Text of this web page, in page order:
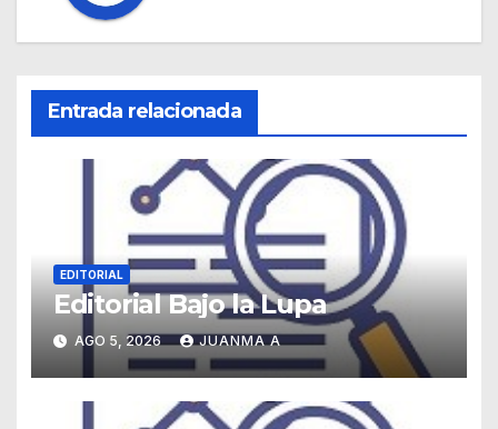
Entrada relacionada
EDITORIAL
Editorial Bajo la Lupa
AGO 5, 2026 JUANMA A